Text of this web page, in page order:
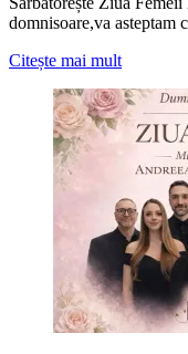
domnisoare,va asteptam
Citește mai multCitește
multe
despre
Martie
2026
la
Mavro
Events